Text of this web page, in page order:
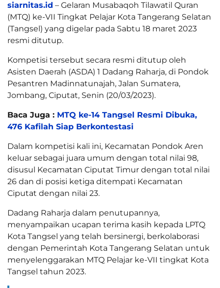
siarnitas.id – Gelaran Musabaqoh Tilawatil Quran
(MTQ) ke-VII Tingkat Pelajar Kota Tangerang Selatan
(Tangsel) yang digelar pada Sabtu 18 maret 2023
resmi ditutup.
Kompetisi tersebut secara resmi ditutup oleh
Asisten Daerah (ASDA) 1 Dadang Raharja, di Pondok
Pesantren Madinnatunajah, Jalan Sumatera,
Jombang, Ciputat, Senin (20/03/2023).
Baca Juga : MTQ ke-14 Tangsel Resmi Dibuka,
476 Kafilah Siap Berkontestasi
Dalam kompetisi kali ini, Kecamatan Pondok Aren
keluar sebagai juara umum dengan total nilai 98,
disusul Kecamatan Ciputat Timur dengan total nilai
26 dan di posisi ketiga ditempati Kecamatan
Ciputat dengan nilai 23.
Dadang Raharja dalam penutupannya,
menyampaikan ucapan terima kasih kepada LPTQ
Kota Tangsel yang telah bersinergi, berkolaborasi
dengan Pemerintah Kota Tangerang Selatan untuk
menyelenggarakan MTQ Pelajar ke-VII tingkat Kota
Tangsel tahun 2023.